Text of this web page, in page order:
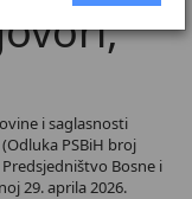
i saglasnosti
PSBiH broj
Bosne i
29. aprila 2026.